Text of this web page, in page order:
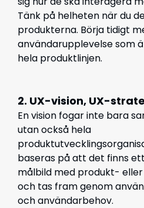
Tänk på helheten när du
produkterna. Börja tidigt
användarupplevelse som
hela produktlinjen.
2. UX-vision, UX-
En vision fogar inte bara
utan också hela
baseras på att det finns
målbild med produkt-
och tas fram genom
och användarbehov.